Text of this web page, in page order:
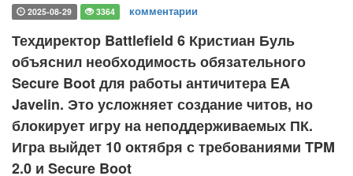
2025-08-29 3364 комментарии
Техдиректор Battlefield 6 Кристиан Буль
объяснил необходимость обязательного
Secure Boot для работы античитера EA
Javelin. Это усложняет создание читов, но
блокирует игру на неподдерживаемых ПК.
Игра выйдет 10 октября с требованиями TPM
2.0 и Secure Boot